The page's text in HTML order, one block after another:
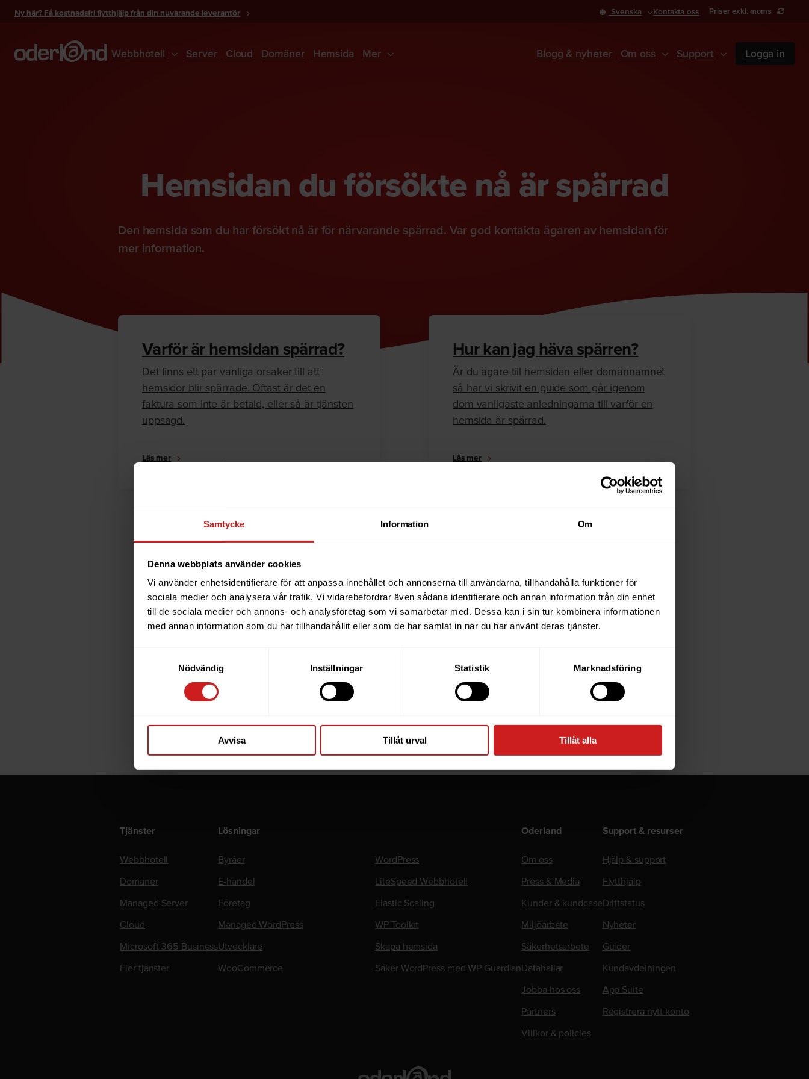
Samtycke Information Om
Denna webbplats använder cookies
Vi använder enhetsidentifierare för att anpassa innehållet och annonserna till användarna, tillhandahålla funktioner för
sociala medier och analysera vår trafik. Vi vidarebefordrar även sådana identifierare och annan information från din enhet
till de sociala medier och annons- och analysföretag som vi samarbetar med. Dessa kan i sin tur kombinera informationen
med annan information som du har tillhandahållit eller som de har samlat in när du har använt deras tjänster.
Nödvändig
Inställningar Statistik Marknadsföring
Avvisa Tillåt urval Tillåt alla
Ny här? Få kostnadsfri flytthjälp från din nuvarande leverantör Svenska Kontakta oss Priser exkl. moms
Webbhotell Server Cloud Domäner Hemsida Mer Blogg & nyheter Om oss Support Logga in
Hemsidan du försökte nå är spärrad
Den hemsida som du har försökt nå är för närvarande spärrad. Var god kontakta ägaren av hemsidan för
mer information.
Varför är hemsidan spärrad?
Det finns ett par vanliga orsaker till att
hemsidor blir spärrade. Oftast är det en
faktura som inte är betald, eller så är tjänsten
uppsagd.
Läs mer
Hur kan jag häva spärren?
Är du ägare till hemsidan eller domännamnet
så har vi skrivit en guide som går igenom
dom vanligaste anledningarna till varför en
hemsida är spärrad.
Läs mer
The website you were trying to reach
has been suspended
the website for further information.
If you are the owner of this website or domain pleaseread this FAQ
Tjänster
Webbhotell
Domäner
Managed Server
Cloud
Microsoft 365 Business
Fler tjänster
Lösningar
Byråer
E-handel
Företag
Managed WordPress
Utvecklare
WooCommerce
WordPress
LiteSpeed Webbhotell
Elastic Scaling
WP Toolkit
Skapa hemsida
Säker WordPress med WP Guardian
Oderland
Om oss
Press & Media
Kunder & kundcase
Miljöarbete
Säkerhetsarbete
Datahallar
Jobba hos oss
Partners
Villkor & policies
Support & resurser
Hjälp & support
Flytthjälp
Driftstatus
Nyheter
Guider
Kundavdelningen
App Suite
Registrera nytt konto